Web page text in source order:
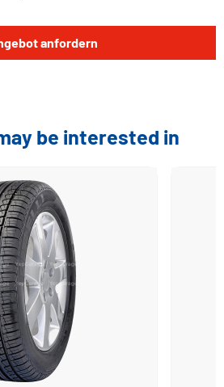
anfordern
be interested in